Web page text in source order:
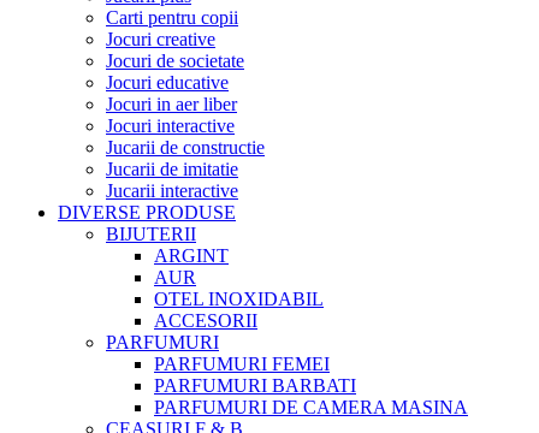
Carti pentru copii
Jocuri creative
Jocuri de societate
Jocuri educative
Jocuri in aer liber
Jocuri interactive
Jucarii de constructie
Jucarii de imitatie
Jucarii interactive
DIVERSE PRODUSE
BIJUTERII
ARGINT
AUR
OTEL INOXIDABIL
ACCESORII
PARFUMURI
PARFUMURI FEMEI
PARFUMURI BARBATI
PARFUMURI DE CAMERA MASINA